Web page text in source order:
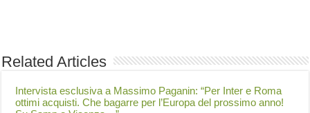
Related Articles
Intervista esclusiva a Massimo Paganin: “Per Inter e Roma
ottimi acquisti. Che bagarre per l’Europa del prossimo anno!